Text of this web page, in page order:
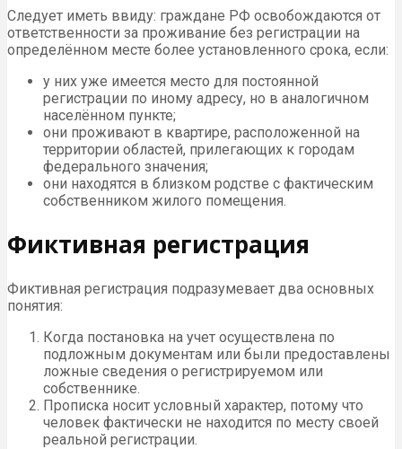
Следует иметь ввиду: граждане РФ освобождаются от
ответственности за проживание без регистрации на
определённом месте более установленного срока, если:
у них уже имеется место для постоянной
регистрации по иному адресу, но в аналогичном
населённом пункте;
они проживают в квартире, расположенной на
территории областей, прилегающих к городам
федерального значения;
они находятся в близком родстве с фактическим
собственником жилого помещения.
Фиктивная регистрация
Фиктивная регистрация подразумевает два основных
понятия:
Когда постановка на учет осуществлена по
подложным документам или были предоставлены
ложные сведения о регистрируемом или
собственнике.
Прописка носит условный характер, потому что
человек фактически не находится по месту своей
реальной регистрации.